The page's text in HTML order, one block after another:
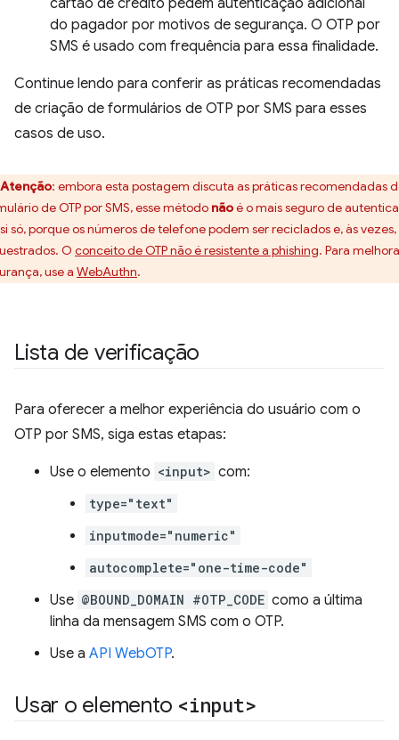
cartão de crédito pedem autenticação adicional
do pagador por motivos de segurança. O OTP por
SMS é usado com frequência para essa finalidade.
Continue lendo para conferir as práticas recomendadas
de criação de formulários de OTP por SMS para esses
casos de uso.
Atenção: embora esta postagem discuta as práticas recomendadas
de OTP por SMS, esse método nãoé o mais seguro de
só, porque os números de telefone podem ser reciclados e, às vezes,
O conceito de OTP não é resistente a phishing. Para
use a WebAuthn.
Lista de verificação
Para oferecer a melhor experiência do usuário com o
OTP por SMS, siga estas etapas:
Use o elemento <input> com:
type="text"
inputmode="numeric"
autocomplete="one-time-code"
Use @BOUND_DOMAIN #OTP_CODE como a última
linha da mensagem SMS com o OTP.
Use a API WebOTP.
Usar o elemento <input>